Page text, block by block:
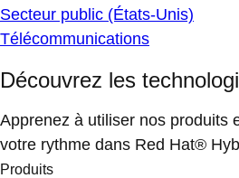
Secteur public (États-Unis)
Télécommunications
Découvrez les
Apprenez à utiliser nos produits
votre rythme dans Red Hat®
Produits